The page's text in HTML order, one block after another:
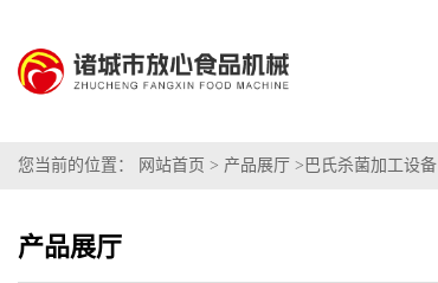
您当前的位置： 网站首页 > 产品展厅 > 巴氏杀菌加工设备
产品展厅